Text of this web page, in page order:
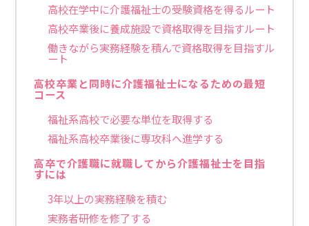
高校在学中に介護福祉士の受験資格を得るルート
高校卒業後に養成施設で資格取得を目指すルート
働きながら実務経験を積んで資格取得を目指すル
ート
高校卒業と同時に介護福祉士になるための最短
コース
福祉系高校で必要な単位を取得する
福祉系高校卒業後に専攻科へ進学する
高卒で介護職に就職してから介護福祉士を目指
すには
3年以上の実務経験を積む
実務者研修を修了する